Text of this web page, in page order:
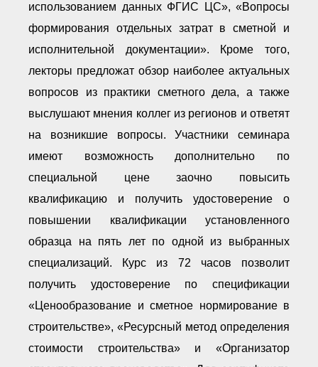
использованием данных ФГИС ЦС», «Вопросы
формирования отдельных затрат в сметной и
исполнительной документации». Кроме того,
лекторы предложат обзор наиболее актуальных
вопросов из практики сметного дела, а также
выслушают мнения коллег из регионов и ответят
на возникшие вопросы. Участники семинара
имеют возможность дополнительно по
специальной цене заочно повысить
квалификацию и получить удостоверение о
повышении квалификации установленного
образца на пять лет по одной из выбранных
специализаций. Курс из 72 часов позволит
получить удостоверение по спецификации
«Ценообразование и сметное нормирование в
строительстве», «Ресурсный метод определения
стоимости строительства» и «Организатор